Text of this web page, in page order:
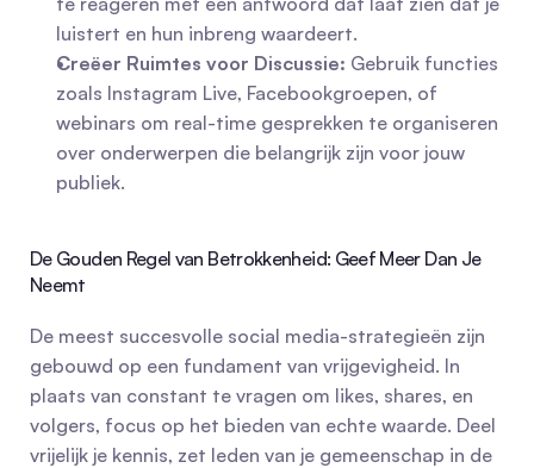
luistert en hun inbreng waardeert.
Creëer Ruimtes voor Discussie: Gebruik functies
zoals Instagram Live, Facebookgroepen, of
webinars om real-time gesprekken te organiseren
over onderwerpen die belangrijk zijn voor jouw
publiek.
De Gouden Regel van Betrokkenheid: Geef Meer Dan Je
Neemt
De meest succesvolle social media-strategieën zijn
gebouwd op een fundament van vrijgevigheid. In
plaats van constant te vragen om likes, shares, en
volgers, focus op het bieden van echte waarde. Deel
vrijelijk je kennis, zet leden van je gemeenschap in de